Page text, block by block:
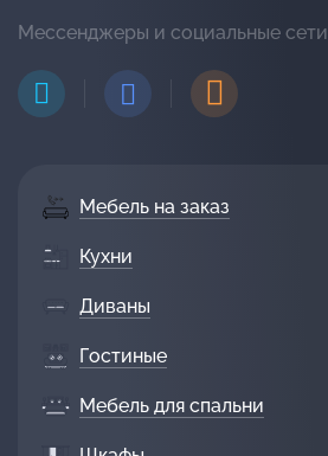
Мебель на заказ
Кухни
Диваны
Гостиные
Мебель для спальни
Мессенджеры и социальные сети